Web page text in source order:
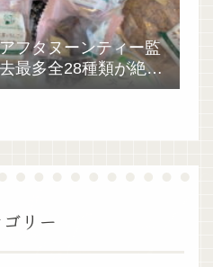
フタヌーンティー監
最多全28種類が絶品
リー